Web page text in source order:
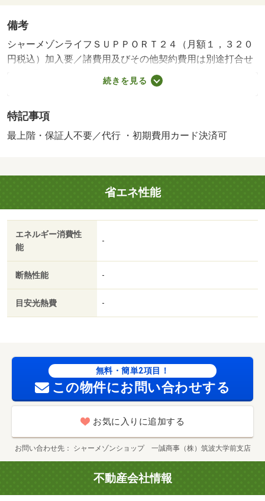
備考
シャーメゾンライフＳＵＰＰＯＲＴ２４（月額１，３２０
円税込）加入要／諸費用及びその他契約費用は別途打合せ
／※家具や車は配置イメージであり、賃貸物件には含まれ
ません（家具家電付等を除く）。・賃貸保証等：加入要
込）、月額保証料：賃料等の２％、保証会社：積水ハウス
シャーメゾンパートナーズ）・維持費等：シャーメゾンラ
歩３分・駐輪場：有・仲介手数料：１．１ヶ月/室内清掃費
続きを見る
特記事項
最上階・保証人不要／代行 ・初期費用カード決済可
省エネ性能
エネルギー消費性
能
-
断熱性能 -
目安光熱費 -
無料・簡単2項目！
この物件にお問い合わせする
お気に入りに追加する
お問い合わせ先 シャーメゾンショップ 一誠商事（株）筑波大学前支店
不動産会社情報